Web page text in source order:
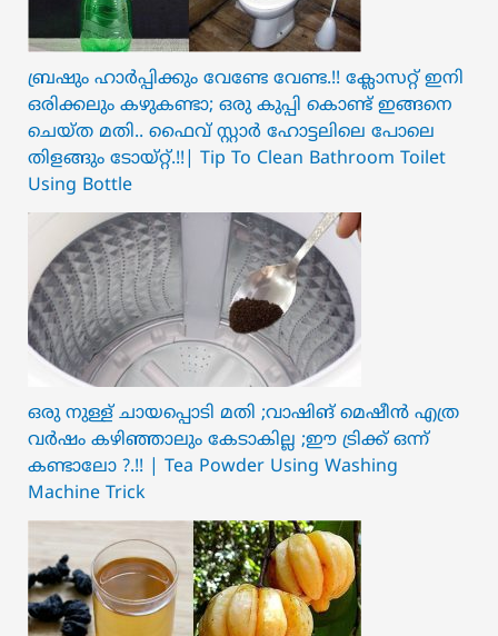
ബ്രഷും ഹാർപ്പിക്കും വേണ്ടേ വേണ്ട.!! ക്ലോസറ്റ് ഇനി
ഒരിക്കലും കഴുകണ്ടാ; ഒരു കുപ്പി കൊണ്ട് ഇങ്ങനെ
ചെയ്ത മതി.. ഫൈവ് സ്റ്റാർ ഹോട്ടലിലെ പോലെ
തിളങ്ങും ടോയ്റ്റ്.!!| Tip To Clean Bathroom Toilet
Using Bottle
ഒരു നുള്ള് ചായപ്പൊടി മതി ;വാഷിങ് മെഷീൻ എത്ര
വർഷം കഴിഞ്ഞാലും കേടാകില്ല ;ഈ ട്രിക്ക് ഒന്ന്
കണ്ടാലോ ?.!! | Tea Powder Using Washing
Machine Trick